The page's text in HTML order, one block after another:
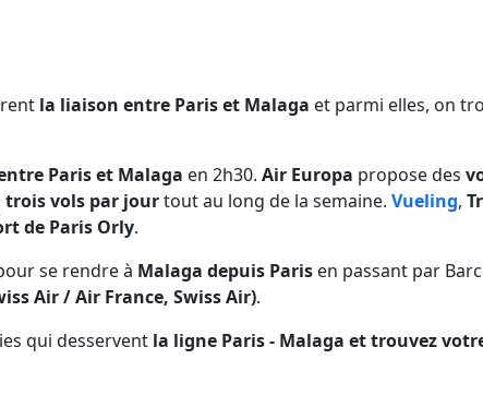
la liaison entre Paris et Malaga et parmi elles, on
Paris et Malaga en 2h30. Air Europa propose des
trois vols par jourtout au long de la semaine. Vueling,
de Paris Orly.
se rendre à Malaga depuis Paris en passant par
Air / Air France, Swiss Air).
qui desservent la ligne Paris - Malaga et trouvez